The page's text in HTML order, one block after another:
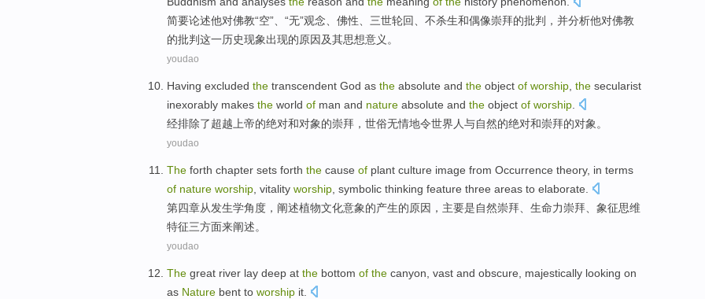
简要论述他对佛教“空”、“无”观念、佛性、三世轮回、不杀生和偶像崇拜的批判 ，并分析他对佛教
的批判这一历史现象出现的原因及其思想意义。
youdao
Having excluded the transcendent God as the absolute and the object of worship the secularist
inexorably makes the world of man and nature absolute and the object of worship
经排除了超越 上帝的绝对和对象的崇拜 ， 世俗无情地令世界 人与自然的绝对和崇拜的对象。
youdao
The forth chapter sets forth the cause of plant culture image from Occurrence theory, in terms
of nature worship vitality worship symbolic thinking feature three areas to elaborate
第四章从发生学角度 ，阐述植物文化意象的产生的原因，主要是自然崇拜 生命力崇拜、 象征思维
特征三方面来阐述。
youdao
The great river lay deep at the bottom of the canyon , vast and obscure majestically looking on
as Nature bent to worship it